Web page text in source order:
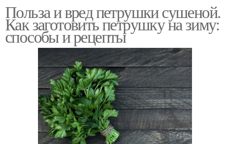
Польза и вред петрушки сушеной.
Как заготовить петрушку на зиму:
способы и рецепты